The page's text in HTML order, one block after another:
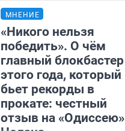
МНЕНИЕ
«Никого нельзя
победить». О чём
главный блокбастер
этого года, который
бьет рекорды в
прокате: честный
отзыв на «Одиссею»